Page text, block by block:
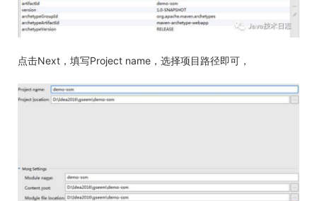
点击Next，填写Project name，选择项目路径即可，